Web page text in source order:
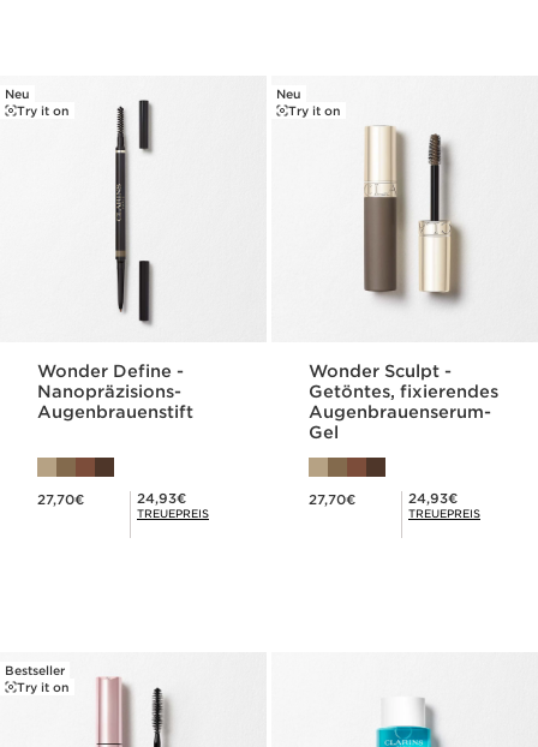
Neu
Try it on
Wonder Define -
Nanopräzisions-
Augenbrauenstift
27,70€ Mitgliederpreis 24,93€
24,93€
TREUEPREIS
Neu
Try it on
Wonder Sculpt -
Getöntes, fixierendes
Augenbrauenserum-
Gel
27,70€ Mitgliederpreis 24,93€
24,93€
TREUEPREIS
Bestseller
Try it on